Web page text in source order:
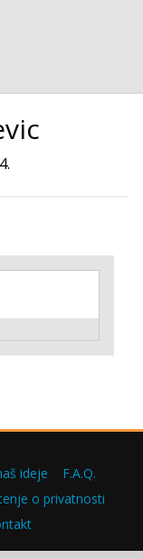
ideje
F.A.Q.
o privatnosti